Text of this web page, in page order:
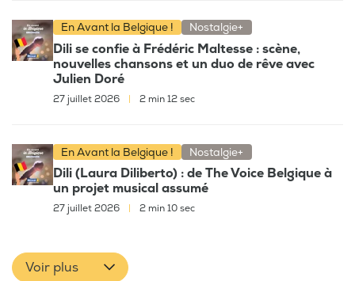
En Avant la Belgique ! Nostalgie+
Dili se confie à Frédéric Maltesse : scène,
nouvelles chansons et un duo de rêve avec
Julien Doré
27 juillet 2026 2 min 12 sec
En Avant la Belgique ! Nostalgie+
Dili (Laura Diliberto) : de The Voice Belgique à
un projet musical assumé
27 juillet 2026 | 2 min 10 sec
Voir plus